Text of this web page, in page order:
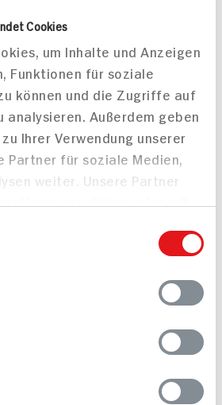
Cookies
um Inhalte und Anzeigen
Funktionen für soziale
können und die Zugriffe auf
analysieren. Außerdem geben
Ihrer Verwendung unserer
Partner für soziale Medien,
weiter. Unsere Partner
oder die sie im Rahmen
890 kcal p. Portion
Leicht
Vegan
Piccata Milanese mit
928 kcal p. Portion